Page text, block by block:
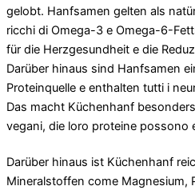
gelobt. Hanfsamen gelten als
ricchi di Omega-3 e Omega-6-
für die Herzgesundheit e die
Darüber hinaus sind Hanfsamen
Proteinquelle e enthalten tutti i
Das macht Küchenhanf
vegani, die loro proteine ​​possono
Darüber hinaus ist Küchenhanf
Mineralstoffen come Magnesium,